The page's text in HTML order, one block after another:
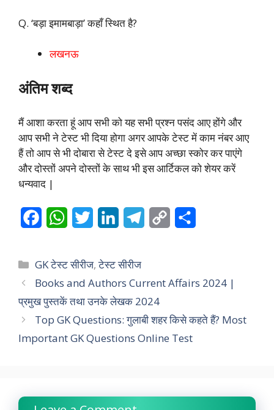
Q. ‘बड़ा इमामबाड़ा’ कहाँ स्थित है?
लखनऊ
अंतिम शब्द
मैं आशा करता हूं आप सभी को यह सभी प्रश्न पसंद आए होंगे और
आप सभी ने टेस्ट भी दिया होगा अगर आपके टेस्ट में काम नंबर आए
हैं तो आप से भी दोबारा से टेस्ट दे इसे आप अच्छा स्कोर कर पाएंगे
और दोस्तों अपने दोस्तों के साथ भी इस आर्टिकल को शेयर करें
धन्यवाद |
c
e
b
o
o
W
a
t
s
A
p
i
t
t
e
r
n
k
e
d
I
e
g
r
a
y
i
n
r
Categories
GK टेस्ट सीरीज,टेस्ट सीरीज
Books and Authors Current Affairs 2024 |
प्रमुख पुस्तकें तथा उनके लेखक 2024
Top GK Questions: गुलाबी शहर किसे कहते हैं? Most
Important GK Questions Online Test